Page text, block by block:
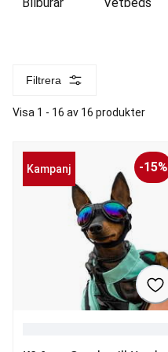
Filtrera
Visa 1 - 16 av 16 produkter
Kampanj -15%